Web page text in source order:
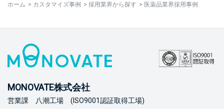
ホーム > カスタマイズ事例 > 採用業界から探す > 医薬品業界採用事例
MONOVATE株式会社
営業課 八潮工場 (ISO9001認証取得工場)